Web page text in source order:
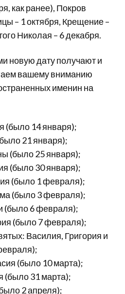
как ранее), Покров
– 1 октября, Крещение –
Николая – 6 декабря.
новую дату получают и
вашему вниманию
именин на
(было 14 января);
21 января);
(было 25 января);
(было 30 января);
(было 1 февраля);
(было 3 февраля);
(было 6 февраля);
(было 7 февраля);
Василия, Григория и
(было 10 марта);
(было 31 марта);
2 апреля);